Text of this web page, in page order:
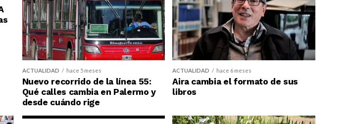
ACTUALIDAD hace 5 meses
Nuevo recorrido de la línea 55:
Qué calles cambia en Palermo y
desde cuándo rige
ACTUALIDAD hace 6 meses
Aira cambia el formato de sus
libros